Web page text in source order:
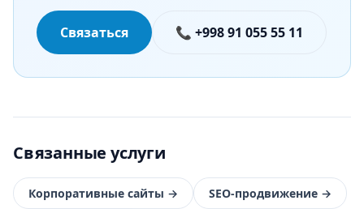
Связаться 📞 +998 91 055 55 11
Связанные услуги
Корпоративные сайты → SEO-продвижение →